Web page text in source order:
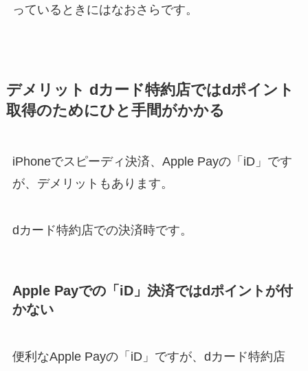
っているときにはなおさらです。
デメリット dカード特約店ではdポイント
取得のためにひと手間がかかる
iPhoneでスピーディ決済、Apple Payの「iD」です
が、デメリットもあります。
dカード特約店での決済時です。
Apple Payでの「iD」決済ではdポイントが付
かない
便利なApple Payの「iD」ですが、dカード特約店